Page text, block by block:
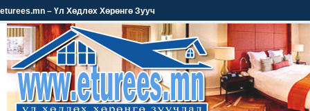
eturees.mn – Үл Хөдлөх Хөрөнгө Зууч